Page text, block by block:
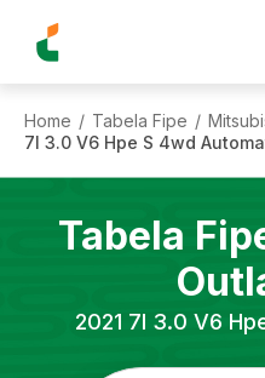
Home / Tabela Fipe /
7l 3.0 V6 Hpe S 4wd
Tabela
2021 7l 3.0 V6